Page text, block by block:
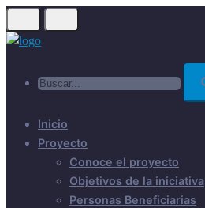
Skip
to
Inicio
Proyecto
Conoce el proyecto
Objetivos de la iniciativa
Personas Beneficiarias